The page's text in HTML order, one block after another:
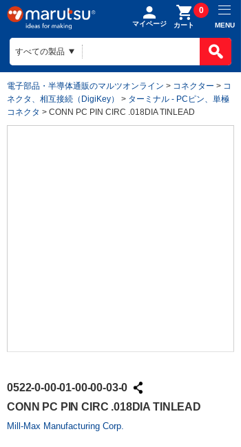
マイページ カート
0
MENU
電子部品・半導体通販のマルツオンライン > コネクター > コ
ネクタ、相互接続（DigiKey）
> ターミナル - PCピン、単極
コネクタ > CONN PC PIN CIRC .018DIA TINLEAD
0522-0-00-01-00-00-03-0
CONN PC PIN CIRC .018DIA TINLEAD
Mill-Max Manufacturing Corp.